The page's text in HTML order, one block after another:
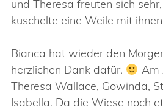
und Theresa freuten sich
kuschelte eine Weile mit
Bianca hat wieder den
herzlichen Dank dafür.
Am
Theresa Wallace, Gowinda,
Isabella. Da die Wiese noch